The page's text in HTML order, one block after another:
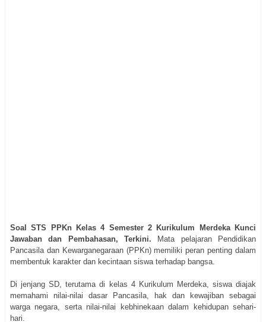
Soal STS PPKn Kelas 4 Semester 2 Kurikulum Merdeka Kunci
Jawaban dan Pembahasan, Terkini.
Mata pelajaran Pendidikan
Pancasila dan Kewarganegaraan (PPKn) memiliki peran penting dalam
membentuk karakter dan kecintaan siswa terhadap bangsa.
Di jenjang SD, terutama di kelas 4 Kurikulum Merdeka, siswa diajak
memahami nilai-nilai dasar Pancasila, hak dan kewajiban sebagai
warga negara, serta nilai-nilai kebhinekaan dalam kehidupan sehari-
hari.